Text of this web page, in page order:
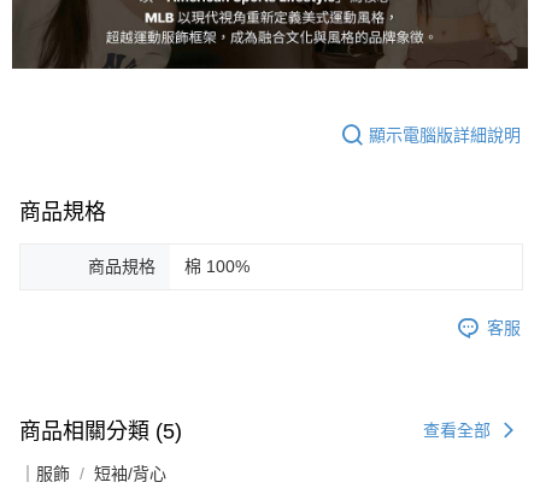
顯示電腦版詳細說明
商品規格
商品規格 棉 100%
客服
商品相關分類 (5) 查看全部
｜服飾 短袖/背心